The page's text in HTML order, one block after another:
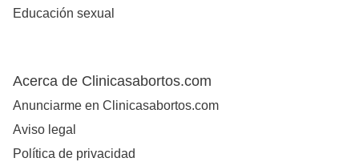
Educación sexual
Acerca de Clinicasabortos.com
Anunciarme en Clinicasabortos.com
Aviso legal
Política de privacidad